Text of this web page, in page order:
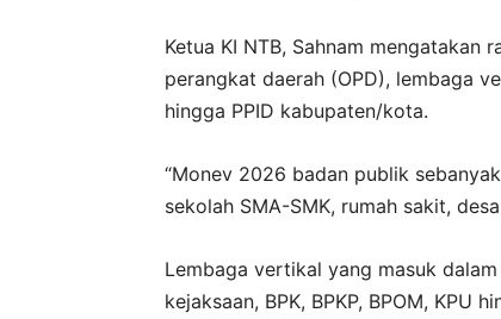
Ketua KI NTB, Sahnam
perangkat daerah (OPD), lembaga
hingga PPID kabupaten/kota.
“Monev 2026 badan publik
sekolah SMA-SMK, rumah sakit,
Lembaga vertikal yang masuk
kejaksaan, BPK, BPKP, BPOM, KPU